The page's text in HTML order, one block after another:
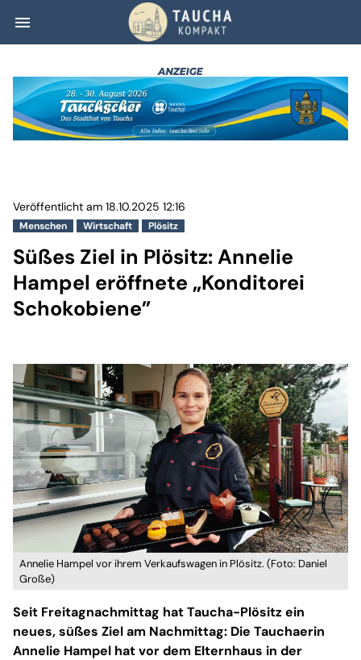
menu Süßes Ziel in
Menschen Wirtschaft Plösitz
Veröffentlicht am 18.10.2025 12:16
Süßes Ziel in Plösitz: Annelie
Hampel eröffnete „Konditorei
Schokobiene”
Annelie Hampel vor ihrem Verkaufswagen in Plösitz. (Foto: Daniel
Große)
Seit Freitagnachmittag hat Taucha-Plösitz ein
neues, süßes Ziel am Nachmittag: Die Tauchaerin
Annelie Hampel hat vor dem Elternhaus in der